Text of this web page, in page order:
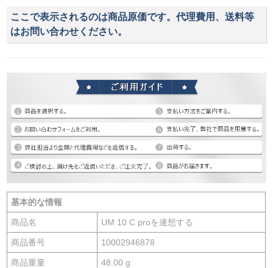
ここで表示されるのは商品原価です。代理費用、送料等
はお問い合わせください。
基本的な情報
商品名 UM 10 C proを連想する
商品番号 10002946878
商品重量 48.00 g